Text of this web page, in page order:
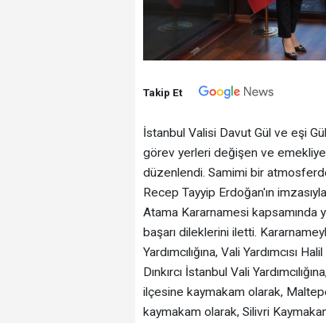
Takip Et
İstanbul Valisi Davut Gül ve eşi
görev yerleri değişen ve
düzenlendi. Samimi bir
Recep Tayyip Erdoğan'ın
Atama Kararnamesi kapsamında
başarı dileklerini iletti.
Yardımcılığına, Vali Yardımcısı
Dınkırcı İstanbul Vali
ilçesine kaymakam olarak,
kaymakam olarak, Silivri